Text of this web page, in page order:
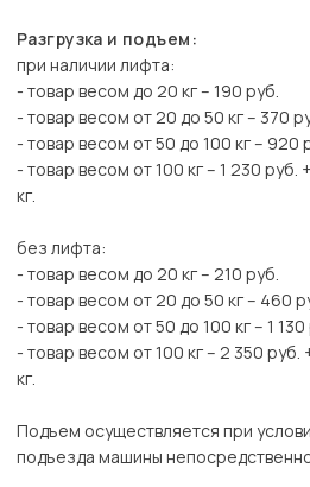
Разгрузка и подъем:
при наличии лифта:
- товар весом до 20 кг – 190 руб.
- товар весом от 20 до 50 кг – 370
- товар весом от 50 до 100 кг – 920
- товар весом от 100 кг – 1 230 руб.
кг.
без лифта:
- товар весом до 20 кг – 210 руб.
- товар весом от 20 до 50 кг – 460
- товар весом от 50 до 100 кг – 1 130
- товар весом от 100 кг – 2 350 руб.
кг.
Подъем осуществляется при
подъезда машины